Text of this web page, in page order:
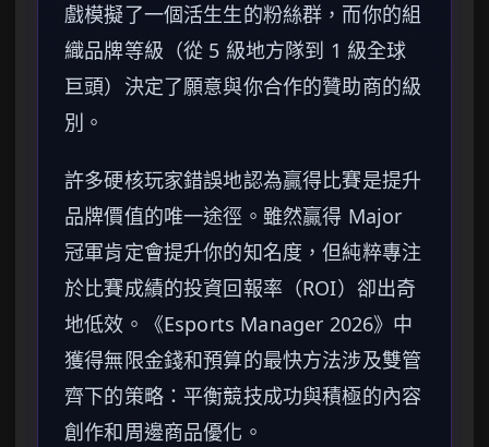
戲模擬了一個活生生的粉絲群，而你的組
織品牌等級（從 5 級地方隊到 1 級全球
巨頭）決定了願意與你合作的贊助商的級
別。
許多硬核玩家錯誤地認為贏得比賽是提升
品牌價值的唯一途徑。雖然贏得 Major
冠軍肯定會提升你的知名度，但純粹專注
於比賽成績的投資回報率（ROI）卻出奇
地低效。《Esports Manager 2026》中
獲得無限金錢和預算的最快方法涉及雙管
齊下的策略：平衡競技成功與積極的內容
創作和周邊商品優化。